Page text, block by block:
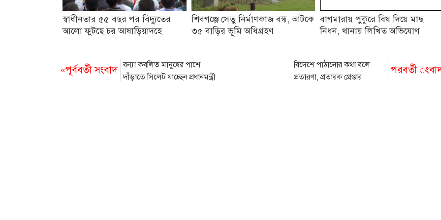
স্বাধীনতার ৫৫ বছর পর বিদ্যুতের
আলো ফুটছে চর আষাড়িয়াদহে
শিবগঞ্জে সেতু নির্মাণকাজ বন্ধ, আটকে
৩৫ বাড়ির ভূমি অধিগ্রহণ
বাগমারায় পুকুরে বিষ দিয়ে মাছ
নিধন, থানায় লিখিত অভিযোগ
«পূর্ববর্তী সংবাদ বন্যা কবলিত মানুষের পাশে
দাঁড়াতে সিলেট যাচ্ছেন প্রধানমন্ত্রী
পরবর্তী
বিদেশে পাঠানোর কথা বলে
প্রতারণা, প্রতারক গ্রেপ্তার